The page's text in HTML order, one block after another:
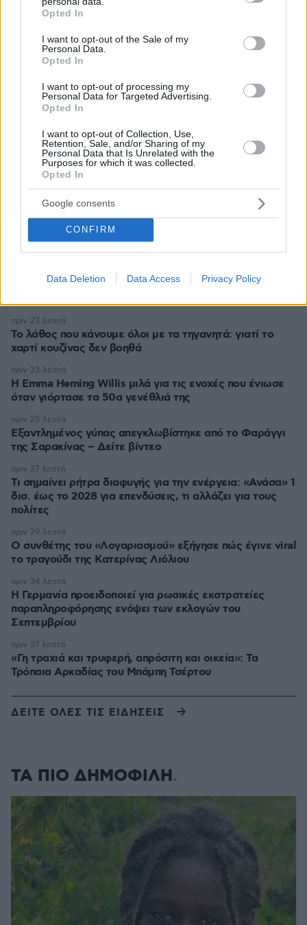
grant or deny consent to Google and its third-party tags to
use your data for below specified purposes in below Google
consent section.
Opted In
I want to opt-out of the Sale of my
Personal Data.
Opted In
I want to opt-out of processing my
Personal Data for Targeted Advertising.
Opted In
I want to opt-out of Collection, Use,
Retention, Sale, and/or Sharing of my
Personal Data that Is Unrelated with the
Purposes for which it was collected.
Opted In
Google consents
CONFIRM
Data Deletion Data Access Privacy Policy
Η Smart φοιτητική κατοικία στην καρδιά της Αθήνας
Διασκεδάζουμε υπεύθυνα, επιστρέφουμε με ασφάλεια
29.07.2026, 09:39
ΡΟΗ ΕΙΔΗΣΕΩΝ
Ειδήσεις Δημοφιλή Σχολιασμένα
Ατύχημα στη διασταύρωση του Μπράλου: Μεγάλη
γεννήτρια έπεσε από φορτηγό, δείτε φωτογραφίες
πριν 4 λεπτά
Με κλαρίνα και μοιρολόγια το τελευταίο αντίο στον
Λάκη Χαλκιά στο A' Νεκροταφείο, συντετριμμένη η
πριν 13 λεπτά
πριν 16 λεπτά
Το λάθος που κάνουμε όλοι με τα τηγανητά: γιατί το
χαρτί κουζίνας δεν βοηθά
πριν 23 λεπτά
H Emma Heming Willis μιλά για τις ενοχές που ένιωσε
όταν γιόρτασε τα 50α γενέθλιά της
πριν 23 λεπτά
Εξαντλημένος γύπας απεγκλωβίστηκε από το Φαράγγι
της Σαρακίνας – Δείτε βίντεο
πριν 25 λεπτά
Τι σημαίνει ρήτρα διαφυγής για την ενέργεια: «Ανάσα» 1
δισ. έως το 2028 για επενδύσεις, τι αλλάζει για τους
πολίτες
πριν 27 λεπτά
Ο συνθέτης του «Λογαριασμού» εξήγησε πώς έγινε viral
το τραγούδι της Κατερίνας Λιόλιου
πριν 29 λεπτά
Η Γερμανία προειδοποιεί για ρωσικές εκστρατείες
παραπληροφόρησης ενόψει των εκλογών του
Σεπτεμβρίου
πριν 34 λεπτά
«Γη τραχιά και τρυφερή, απρόσιτη και οικεία»: Τα
Τρόπαια Αρκαδίας του Μπάμπη Τσέρτου
πριν 37 λεπτά
ΔΕΙΤΕ ΟΛΕΣ ΤΙΣ ΕΙΔΗΣΕΙΣ
ΤΑ ΠΙΟ ΔΗΜΟΦΙΛΗ